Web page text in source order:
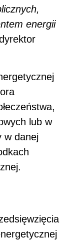
energii
lub w
w danej